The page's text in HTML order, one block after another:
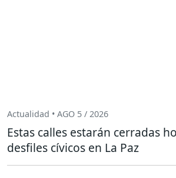
Actualidad • AGO 5 / 2026
Estas calles estarán cerradas
desfiles cívicos en La Paz